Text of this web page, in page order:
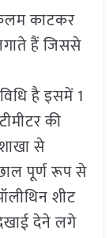
काटकर
हैं जिससे
है इसमें 1
की
से
पूर्ण रूप से
शीट
देने लगे